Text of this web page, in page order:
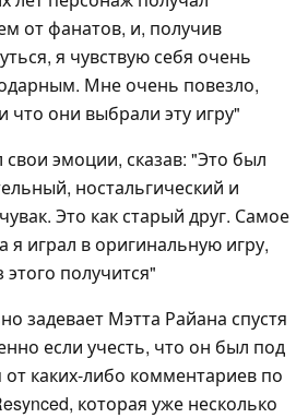
от фанатов, и, получив
я чувствую себя очень
Мне очень повезло,
что они выбрали эту игру"
эмоции, сказав: "Это был
ностальгический и
Это как старый друг. Самое
я играл в оригинальную игру,
получится"
задевает Мэтта Райана спустя
если учесть, что он был под
от каких-либо комментариев по
которая уже несколько